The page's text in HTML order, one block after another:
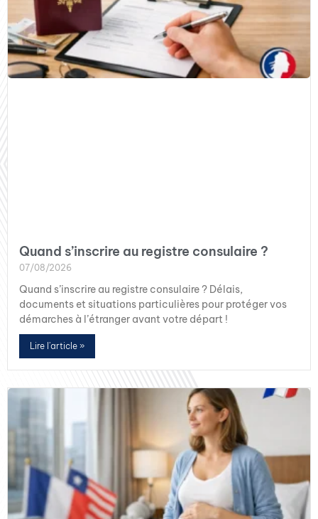
Quand s’inscrire au registre consulaire ?
07/08/2026
Quand s’inscrire au registre consulaire ? Délais,
documents et situations particulières pour protéger vos
démarches à l’étranger avant votre départ !
Lire l'article »